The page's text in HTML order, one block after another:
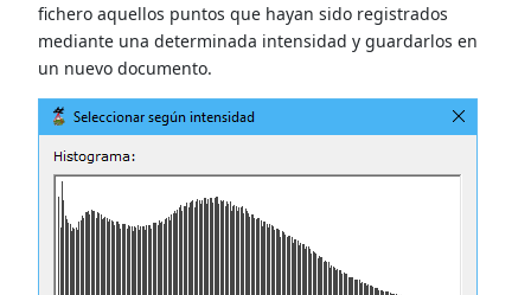
fichero aquellos puntos que hayan sido registrados
mediante una determinada intensidad y guardarlos en
un nuevo documento.